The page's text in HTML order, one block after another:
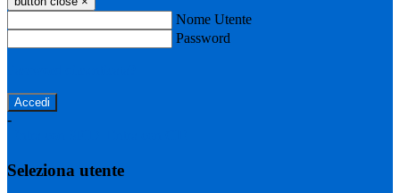
Nome Utente
Password
-
Seleziona utente